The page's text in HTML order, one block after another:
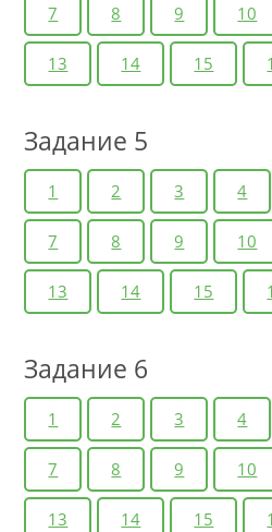
7 8 9 10
13 14 15
Задание 5
1 2 3 4
7 8 9 10
13 14 15
Задание 6
1 2 3 4
7 8 9 10
13 14 15